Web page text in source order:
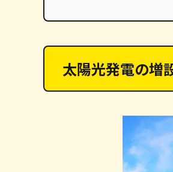
設置
太陽光発電の増設を判断
買取価格や買取
太陽光発電の増設にかか
太陽光発電に
ソー
太陽光発電の増